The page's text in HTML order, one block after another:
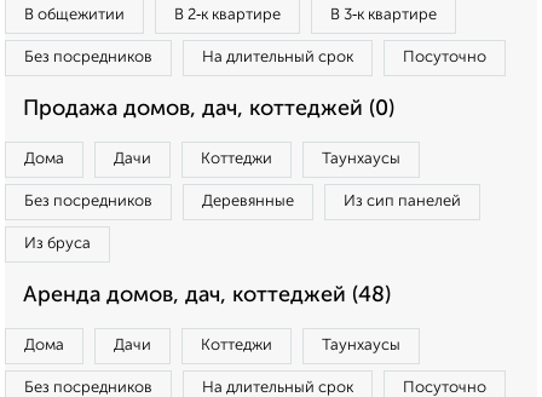
В общежитии В 2‑к квартире В 3‑к квартире
Без посредников На длительный срок Посуточно
Продажа домов, дач, коттеджей (0)
Дома Дачи Коттеджи Таунхаусы
Без посредников Деревянные Из сип панелей
Из бруса
Аренда домов, дач, коттеджей (48)
Дома Дачи Коттеджи Таунхаусы
Без посредников На длительный срок Посуточно